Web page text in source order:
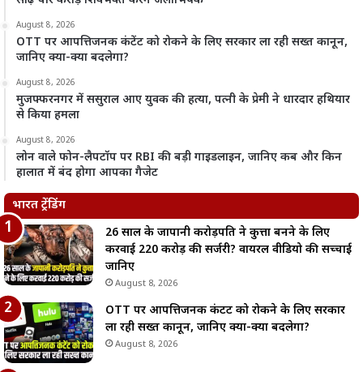
August 8, 2026
OTT पर आपत्तिजनक कंटेंट को रोकने के लिए सरकार ला रही सख्त कानून,
जानिए क्या-क्या बदलेगा?
August 8, 2026
मुजफ्फरनगर में ससुराल आए युवक की हत्या, पत्नी के प्रेमी ने धारदार हथियार
से किया हमला
August 8, 2026
लोन वाले फोन-लैपटॉप पर RBI की बड़ी गाइडलाइन, जानिए कब और किन
हालात में बंद होगा आपका गैजेट
भारत ट्रेंडिंग
26 साल के जापानी करोड़पति ने कुत्ता बनने के लिए
करवाई 220 करोड़ की सर्जरी? वायरल वीडियो की सच्चाई
जानिए
August 8, 2026
OTT पर आपत्तिजनक कंटेंट को रोकने के लिए सरकार
ला रही सख्त कानून, जानिए क्या-क्या बदलेगा?
August 8, 2026